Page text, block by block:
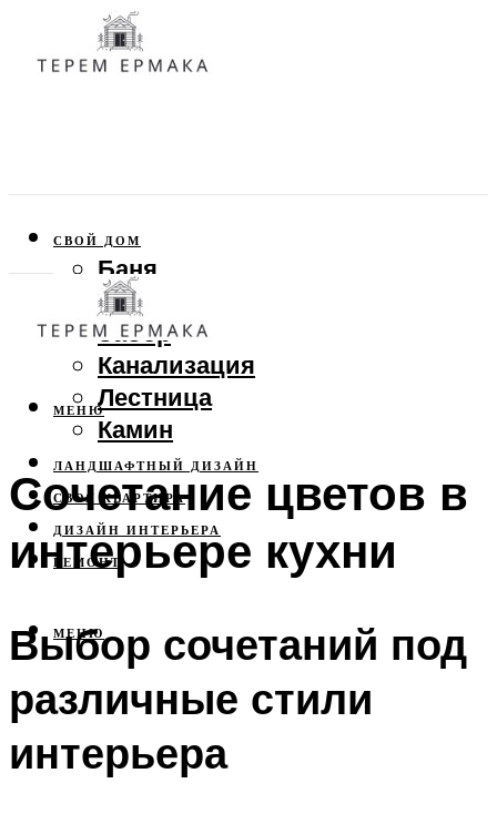
СВОЙ ДОМ
Баня
Веранда
Забор
Канализация
Лестница
Камин
ЛАНДШАФТНЫЙ ДИЗАЙН
СВОЯ КВАРТИРА
ДИЗАЙН ИНТЕРЬЕРА
РЕМОНТ
МЕНЮ
МЕНЮ
Сочетание цветов в
интерьере кухни
Выбор сочетаний под
различные стили
интерьера